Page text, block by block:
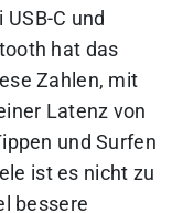
C und
hat das
Zahlen, mit
Latenz von
und Surfen
ist es nicht zu
bessere